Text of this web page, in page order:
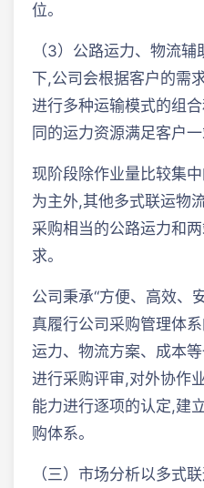
位。
（3）公路运力、物流
下,公司会根据客户的需
进行多种运输模式的组
同的运力资源满足客户一
现阶段除作业量比较集
为主外,其他多式联运物
采购相当的公路运力和
求。
公司秉承“方便、高效、
真履行公司采购管理体
运力、物流方案、成本
进行采购评审,对外协作
能力进行逐项的认定,建
购体系。
（三）市场分析以多式